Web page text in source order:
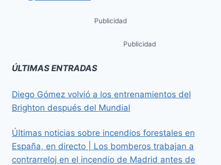
Publicidad
Publicidad
ÚLTIMAS ENTRADAS
Diego Gómez volvió a los entrenamientos del
Brighton después del Mundial
Últimas noticias sobre incendios forestales en
España, en directo | Los bomberos trabajan a
contrarreloj en el incendio de Madrid antes de